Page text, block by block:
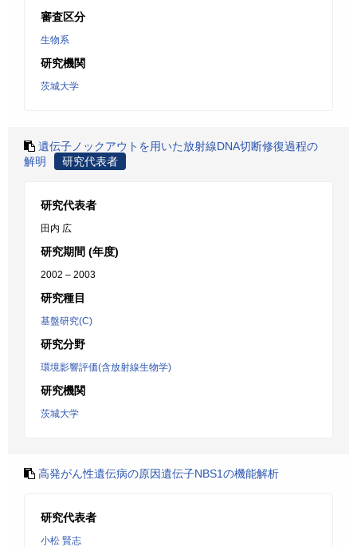
審査区分
生物系
研究機関
茨城大学
遺伝子ノックアウトを用いた放射線DNA切断修復過程の
解明
研究代表者
研究代表者
田内 広
研究期間 (年度)
2002 – 2003
研究種目
基盤研究(C)
研究分野
環境影響評価(含放射線生物学)
研究機関
茨城大学
高発がん性遺伝病の原因遺伝子NBS1の機能解析
研究代表者
小松 賢志